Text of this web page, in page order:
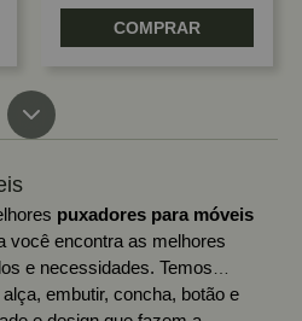
COMPRAR
puxadores para móveis
encontra as melhores
e necessidades. Temos
embutir, concha, botão e